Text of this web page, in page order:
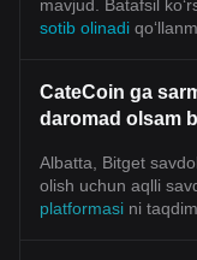
mavjud. Batafsil
sotib olinadi
CateCoin ga
daromad olsam
Albatta, Bitget
olish uchun aqlli
platformasi ni